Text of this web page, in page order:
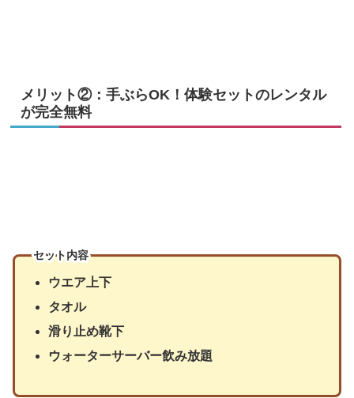
メリット②：手ぶらOK！体験セットのレンタル
が完全無料
セット内容
ウエア上下
タオル
滑り止め靴下
ウォーターサーバー飲み放題